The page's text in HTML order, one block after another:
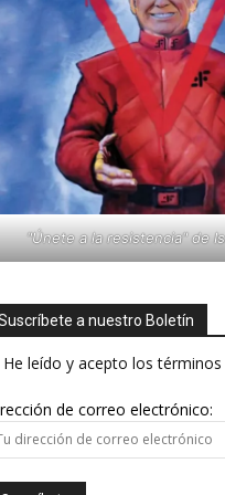
"Únete a la resistencia" de
a nuestro Boletín
He leído y acepto los
de correo electrónico: